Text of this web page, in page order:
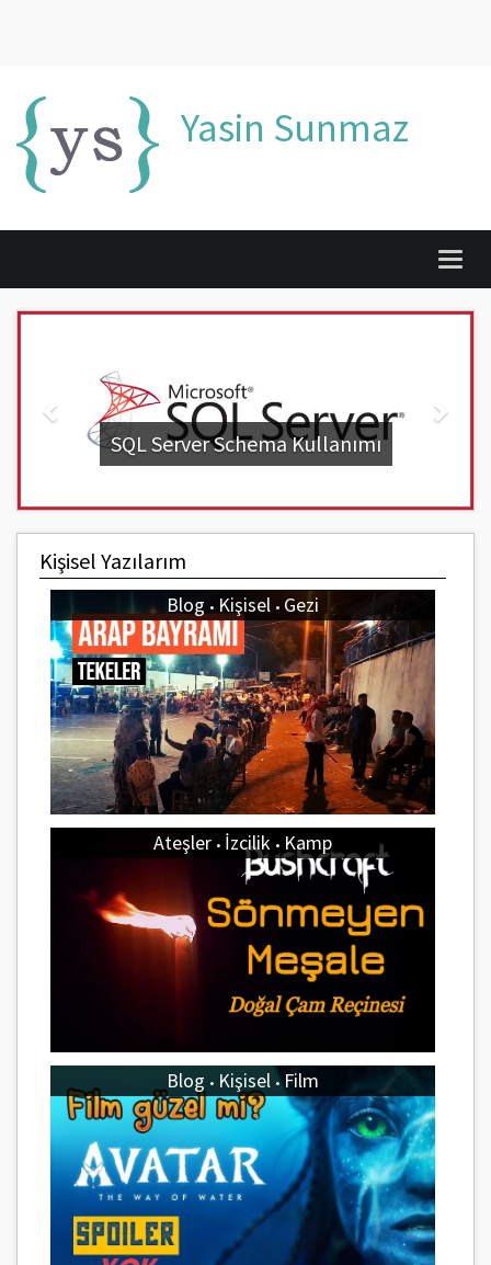
Yasin Sunmaz
SQL Server Schema Kullanımı
Geri İleri
Kişisel Yazılarım
Blog • Kişisel • Gezi
Ateşler • İzcilik • Kamp
Blog • Kişisel •Film